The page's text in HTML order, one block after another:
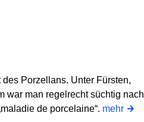
Porzellans. Unter Fürsten,
war man regelrecht süchtig nach
de porcelaine“. mehr